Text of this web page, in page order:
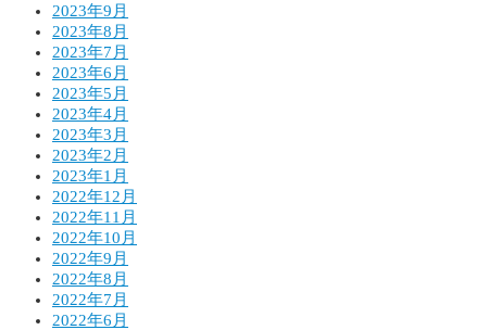
2023年9月
2023年8月
2023年7月
2023年6月
2023年5月
2023年4月
2023年3月
2023年2月
2023年1月
2022年12月
2022年11月
2022年10月
2022年9月
2022年8月
2022年7月
2022年6月